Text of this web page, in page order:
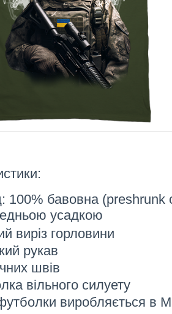
100% бавовна (preshrunk
усадкою
виріз горловини
рукав
швів
вільного силуету
виробляється в